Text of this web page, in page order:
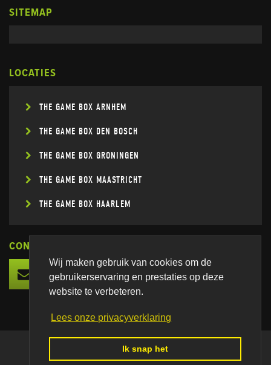
Wij maken gebruik van cookies om de
gebruikerservaring en prestaties op deze
website te verbeteren.
Lees onze privacyverklaring
Ik snap het
SITEMAP
LOCATIES
THE GAME BOX ARNHEM
THE GAME BOX DEN BOSCH
THE GAME BOX GRONINGEN
THE GAME BOX MAASTRICHT
THE GAME BOX HAARLEM
CONNECT
© 2026 THE GAME BOX